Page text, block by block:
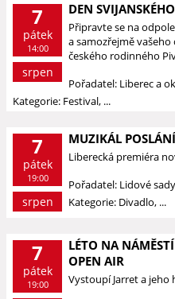
7
pátek
14:00
srpen
DEN
Připravte se na
a samozřejmě
českého rodinného
Pořadatel: Liberec a
Kategorie: Festival, ...
7
pátek
19:00
srpen
MUZIKÁL POSLÁNÍ
Liberecká premiéra
Pořadatel: Lidové sady
Kategorie: Divadlo, ...
7
pátek
19:00
LÉTO NA
OPEN AIR
Vystoupí Jarret a